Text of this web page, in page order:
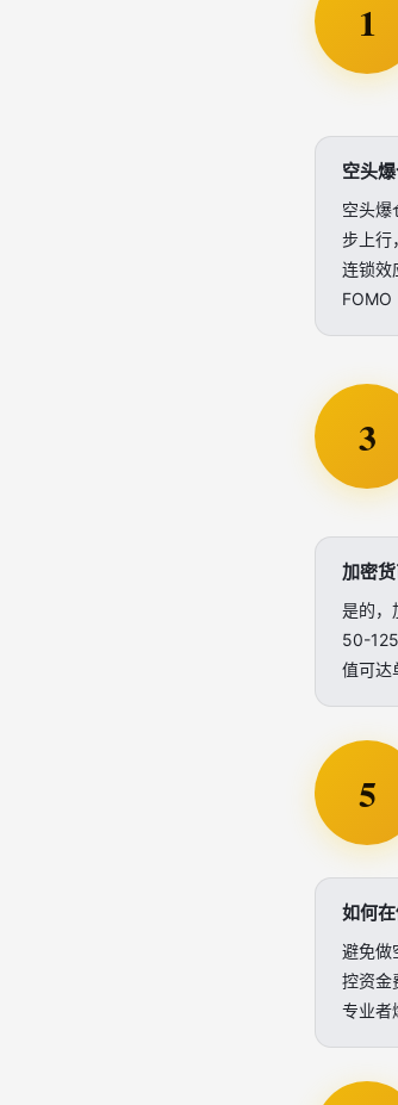
1
空头
空头爆
步上行
连锁效
FOMO
3
加密
是的，
50-
值可达
5
如何在
避免做
控资金
专业者